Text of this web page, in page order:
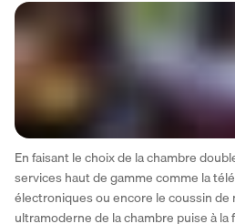
En faisant le choix de la chambre
services haut de gamme comme la
électroniques ou encore le coussin de
ultramoderne de la chambre puise à la